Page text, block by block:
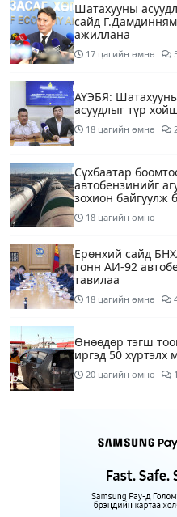
Шатахууны
сайд
ажиллана
17 цагийн өмнө
АҮЭБЯ:
асуудлыг түр
18 цагийн өмнө
Сүхбаатар
автобензинийг
зохион байгуулж
18 цагийн өмнө
Ерөнхий сайд
тонн АИ-92
тавилаа
18 цагийн өмнө
Өнөөдөр тэгш
иргэд 50
20 цагийн өмнө 1
Өнөөдөр”
1 өдрийн өмнө
Улаанбаатарт 31